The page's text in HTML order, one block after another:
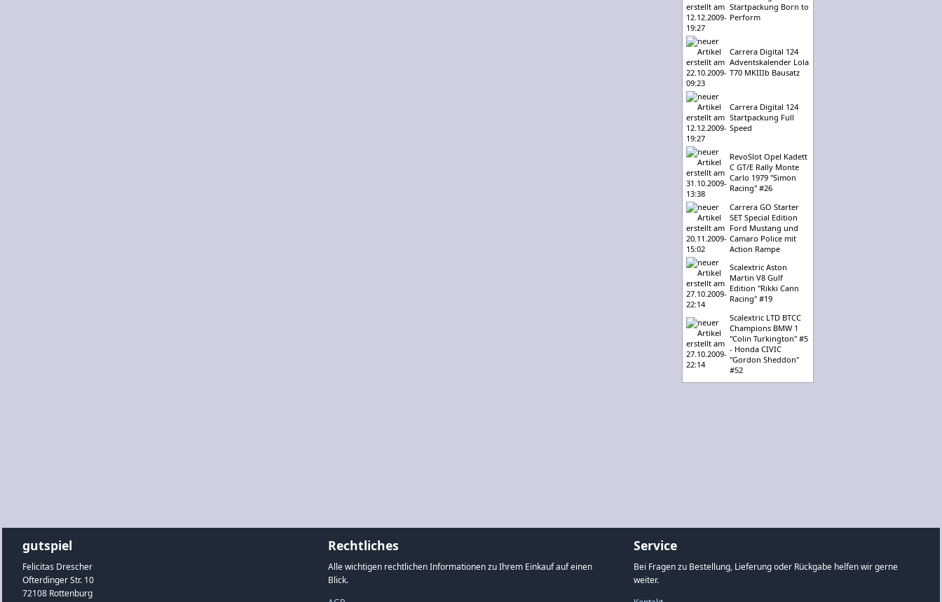
Startpackung Born to
Perform
Carrera Digital 124
Adventskalender Lola
T70 MKIIIb Bausatz
Carrera Digital 124
Startpackung Full
Speed
RevoSlot Opel Kadett
C GT/E Rally Monte
Carlo 1979 "Simon
Racing" #26
Carrera GO Starter
SET Special Edition
Ford Mustang und
Camaro Police mit
Action Rampe
Scalextric Aston
Martin V8 Gulf
Edition "Rikki Cann
Racing" #19
Scalextric LTD BTCC
Champions BMW 1
"Colin Turkington" #5
- Honda CIVIC
"Gordon Sheddon"
#52
gutspiel
Felicitas Drescher
Ofterdinger Str. 10
72108 Rottenburg
Rechtliches
Alle wichtigen rechtlichen Informationen zu Ihrem Einkauf auf einen
Blick.
Service
Bei Fragen zu Bestellung, Lieferung oder Rückgabe helfen wir gerne
weiter.